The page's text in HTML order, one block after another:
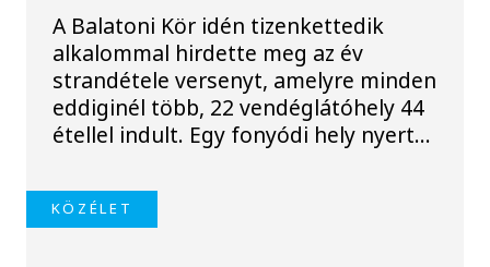
A Balatoni Kör idén tizenkettedik
alkalommal hirdette meg az év
strandétele versenyt, amelyre minden
eddiginél több, 22 vendéglátóhely 44
étellel indult. Egy fonyódi hely nyert...
KÖZÉLET